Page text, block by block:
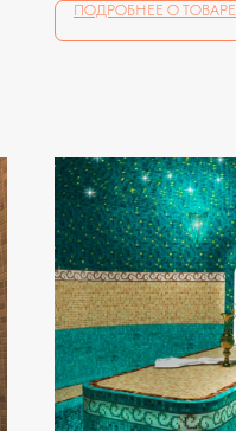
ПОДРОБНЕЕ О ТОВАРЕ